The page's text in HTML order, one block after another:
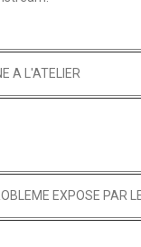
A L'ATELIER
EXPOSE PAR